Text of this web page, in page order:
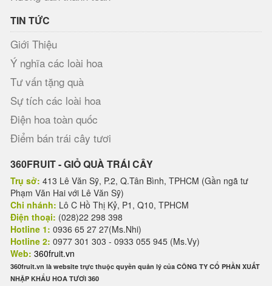
TIN TỨC
Giới Thiệu
Ý nghĩa các loài hoa
Tư vấn tặng quà
Sự tích các loài hoa
Điện hoa toàn quốc
Điểm bán trái cây tươi
360FRUIT - GIỎ QUÀ TRÁI CÂY
Trụ sở: 413 Lê Văn Sỹ, P.2, Q.Tân Bình, TPHCM (Gần ngã tư
Phạm Văn Hai với Lê Văn Sỹ)
Chi nhánh: Lô C Hồ Thị Kỷ, P1, Q10, TPHCM
Điện thoại: (028)22 298 398
Hotline 1: 0936 65 27 27(Ms.Nhi)
Hotline 2: 0977 301 303 - 0933 055 945 (Ms.Vy)
Web: 360fruit.vn
360fruit.vn là website trực thuộc quyền quản lý của CÔNG TY CỔ PHẦN XUẤT
NHẬP KHẨU HOA TƯƠI 360